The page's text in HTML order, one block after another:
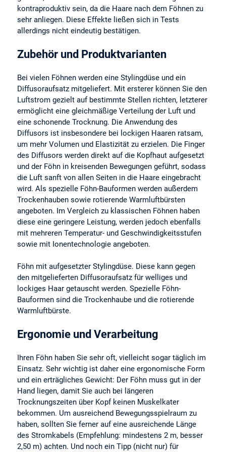
kontraproduktiv sein, da die Haare nach dem Föhnen zu
sehr anliegen. Diese Effekte ließen sich in Tests
allerdings nicht eindeutig bestätigen.
Zubehör und Produktvarianten
Bei vielen Föhnen werden eine Stylingdüse und ein
Diffusoraufsatz mitgeliefert. Mit ersterer können Sie den
Luftstrom gezielt auf bestimmte Stellen richten, letzterer
ermöglicht eine gleichmäßige Verteilung der Luft und
eine schonende Trocknung. Die Anwendung des
Diffusors ist insbesondere bei lockigen Haaren ratsam,
um mehr Volumen und Elastizität zu erzielen. Die Finger
des Diffusors werden direkt auf die Kopfhaut aufgesetzt
und der Föhn in kreisenden Bewegungen geführt, sodass
die Luft sanft von allen Seiten in die Haare eingebracht
wird. Als spezielle Föhn-Bauformen werden außerdem
Trockenhauben sowie rotierende Warmluftbürsten
angeboten. Im Vergleich zu klassischen Föhnen haben
diese eine geringere Leistung, werden jedoch ebenfalls
mit mehreren Temperatur- und Geschwindigkeitsstufen
sowie mit Ionentechnologie angeboten.
Föhn mit aufgesetzter Stylingdüse. Diese kann gegen
den mitgelieferten Diffusoraufsatz für welliges und
lockiges Haar getauscht werden. Spezielle Föhn-
Bauformen sind die Trockenhaube und die rotierende
Warmluftbürste.
Ergonomie und Verarbeitung
Ihren Föhn haben Sie sehr oft, vielleicht sogar täglich im
Einsatz. Sehr wichtig ist daher eine ergonomische Form
und ein erträgliches Gewicht: Der Föhn muss gut in der
Hand liegen, damit Sie auch bei längeren
Trocknungszeiten über Kopf keinen Muskelkater
bekommen. Um ausreichend Bewegungsspielraum zu
haben, sollten Sie ferner auf eine ausreichende Länge
des Stromkabels (Empfehlung: mindestens 2 m, besser
2,50 m) achten. Und noch ein Tipp (nicht nur) für